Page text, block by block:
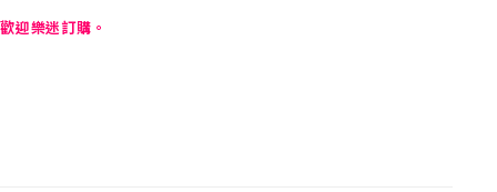
迎樂迷訂購。